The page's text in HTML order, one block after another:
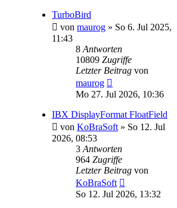
TurboBird
von maurog » So 6. Jul 2025,
11:43
8 Antworten
10809 Zugriffe
Letzter Beitrag von
maurog
Mo 27. Jul 2026, 10:36
IBX DisplayFormat FloatField
von KoBraSoft » So 12. Jul
2026, 08:53
3 Antworten
964 Zugriffe
Letzter Beitrag von
KoBraSoft
So 12. Jul 2026, 13:32